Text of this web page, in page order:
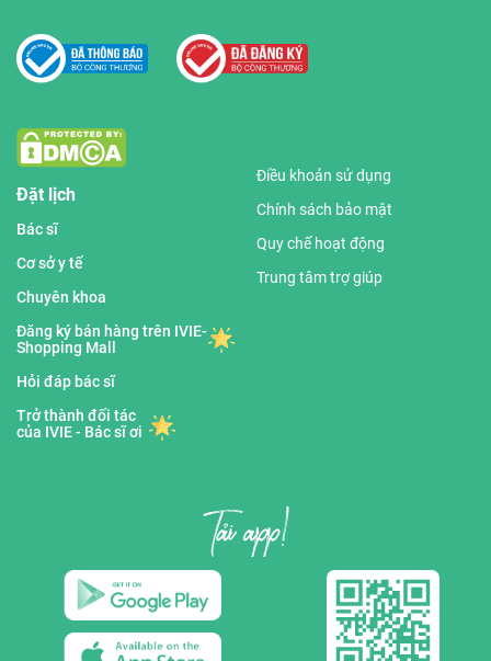
Đặt lịch
Bác sĩ
Cơ sở y tế
Chuyên khoa
Đăng ký bán hàng trên IVIE-
Shopping Mall
Hỏi đáp bác sĩ
Trở thành đối tác
của IVIE - Bác sĩ ơi
Điều khoản sử dụng
Chính sách bảo mật
Quy chế hoạt động
Trung tâm trợ giúp